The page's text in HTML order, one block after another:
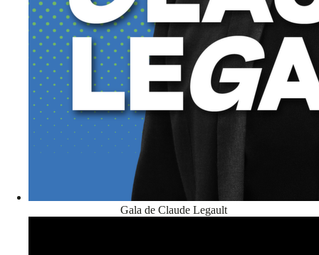
Gala de Claude Legault